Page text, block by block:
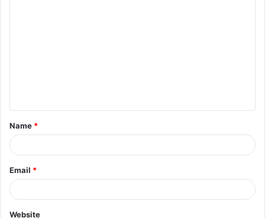
t
*
Name *
Email *
Website